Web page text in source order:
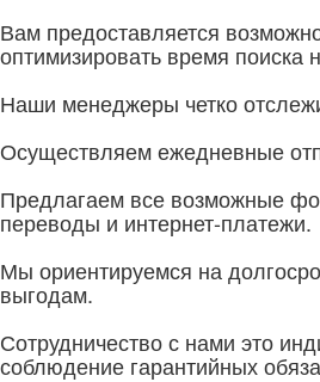
Вам предоставляется
оптимизировать время поиска
Наши менеджеры четко
Осуществляем ежедневные
Предлагаем все возможные
переводы и интернет-платежи.
Мы ориентируемся на
выгодам.
Сотрудничество с нами это
соблюдение гарантийных